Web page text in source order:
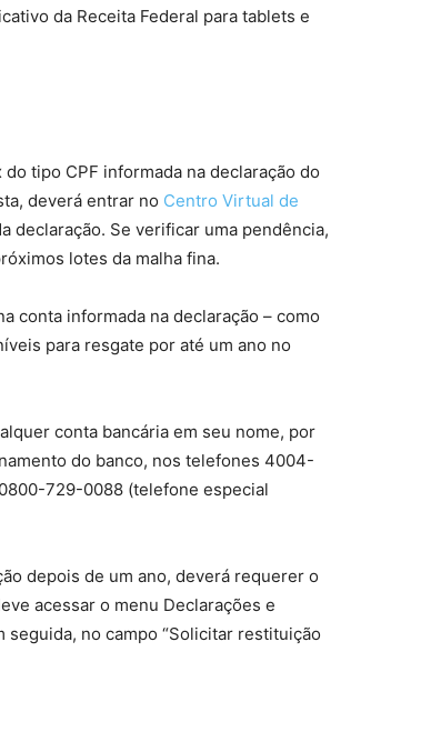
da Receita Federal para tablets e
tipo CPF informada na declaração do
deverá entrar no Centro Virtual de
declaração. Se verificar uma pendência,
lotes da malha fina.
conta informada na declaração – como
para resgate por até um ano no
conta bancária em seu nome, por
do banco, nos telefones 4004-
729-0088 (telefone especial
depois de um ano, deverá requerer o
acessar o menu Declarações e
no campo “Solicitar restituição